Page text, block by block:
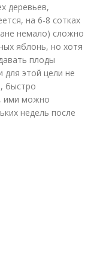
деревьев,
на 6-8 сотках
немало) сложно
яблонь, но хотя
плоды
для этой цели не
быстро
ими можно
недель после